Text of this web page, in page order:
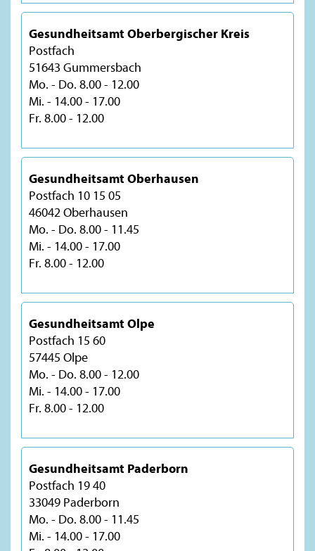
Gesundheitsamt Oberbergischer Kreis
Postfach
51643 Gummersbach
Mo. - Do. 8.00 - 12.00
Mi. - 14.00 - 17.00
Fr. 8.00 - 12.00
Gesundheitsamt Oberhausen
Postfach 10 15 05
46042 Oberhausen
Mo. - Do. 8.00 - 11.45
Mi. - 14.00 - 17.00
Fr. 8.00 - 12.00
Gesundheitsamt Olpe
Postfach 15 60
57445 Olpe
Mo. - Do. 8.00 - 12.00
Mi. - 14.00 - 17.00
Fr. 8.00 - 12.00
Gesundheitsamt Paderborn
Postfach 19 40
33049 Paderborn
Mo. - Do. 8.00 - 11.45
Mi. - 14.00 - 17.00